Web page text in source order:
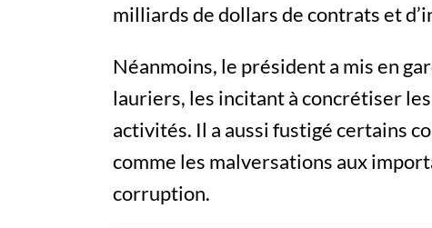
milliards de dollars de contrats et
Néanmoins, le président a mis en
lauriers, les incitant à concrétiser
activités. Il a aussi fustigé certains
comme les malversations aux
corruption.